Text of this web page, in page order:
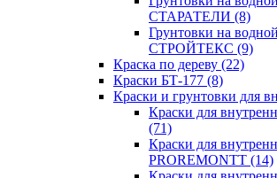
СТАРАТЕЛИ (8)
Грунтовки на
СТРОЙТЕКС (9)
Краска по дереву (22)
Краски БТ-177 (8)
Краски и грунтовки для
Краски для
(71)
Краски для
PROREMONTT (14)